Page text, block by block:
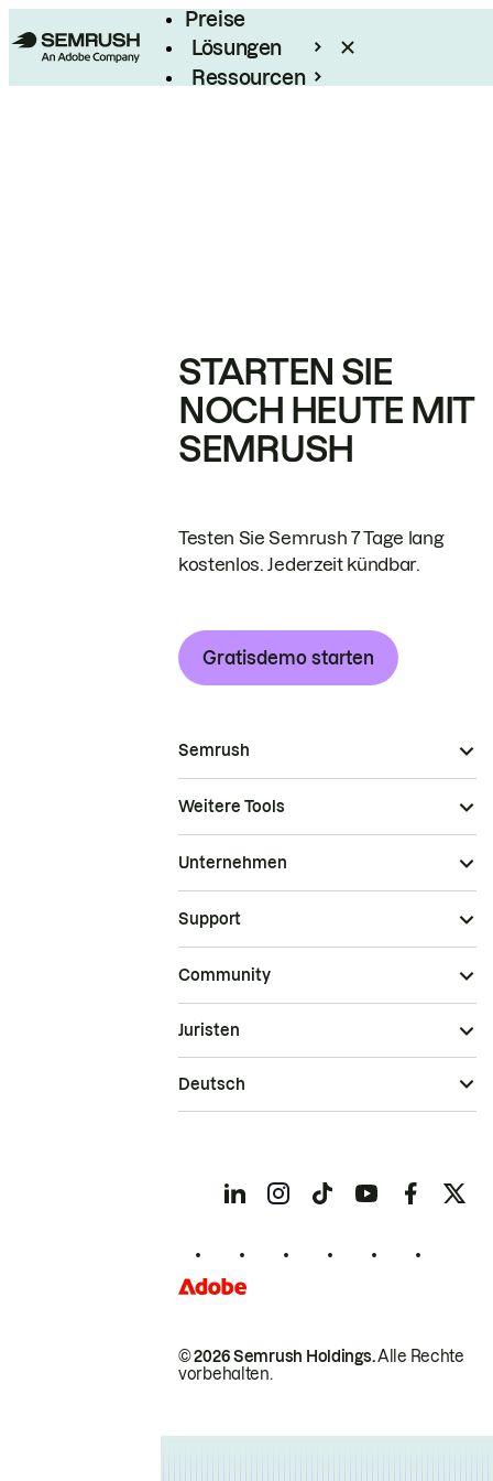
Preise
Lösungen
Ressourcen
STARTEN SIE
NOCH HEUTE MIT
SEMRUSH
Testen Sie Semrush 7 Tage lang
kostenlos. Jederzeit kündbar.
Gratisdemo starten
Semrush
Weitere Tools
Unternehmen
Support
Community
© 2026 Semrush Holdings.Alle Rechte
vorbehalten.
Juristen
Deutsch